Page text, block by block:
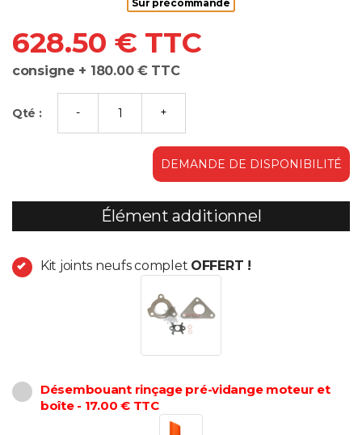
Sur précommande
628.50 € TTC
consigne + 180.00 € TTC
Qté :
DEMANDE DE DISPONIBILITÉ
Élément additionnel
Kit joints neufs complet OFFERT !
Désembouant rinçage pré-vidange moteur et
boîte - 17.00 € TTC